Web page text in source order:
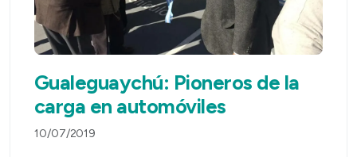
Gualeguaychú: Pioneros de la
carga en automóviles
10/07/2019